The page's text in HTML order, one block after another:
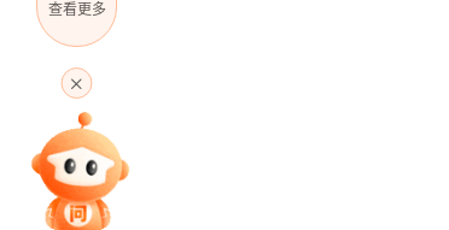
专家指导课
查看更多